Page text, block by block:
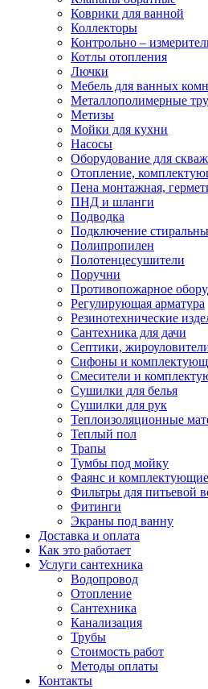
Коврики для ванной
Коллекторы
Контрольно –
Котлы отопления
Лючки
Мебель для ванных
Металлополимерные
Метизы
Мойки для кухни
Насосы
Оборудование для
Отопление,
Пена монтажная,
ПНД и шланги
Подводка
Подключение
Полипропилен
Полотенцесушители
Поручни
Противопожарное
Регулирующая арматура
Резинотехнические
Сантехника для дачи
Септики,
Сифоны и
Смесители и
Сушилки для белья
Сушилки для рук
Теплоизоляционные
Теплый пол
Трапы
Тумбы под мойку
Фаянс и комплектующие
Фильтры для питьевой
Фитинги
Экраны под ванну
Доставка и оплата
Как это работает
Услуги сантехника
Водопровод
Отопление
Сантехника
Канализация
Трубы
Стоимость работ
Методы оплаты
Контакты